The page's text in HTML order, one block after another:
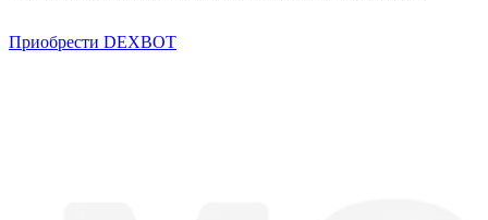
Приобрести DEXBOT